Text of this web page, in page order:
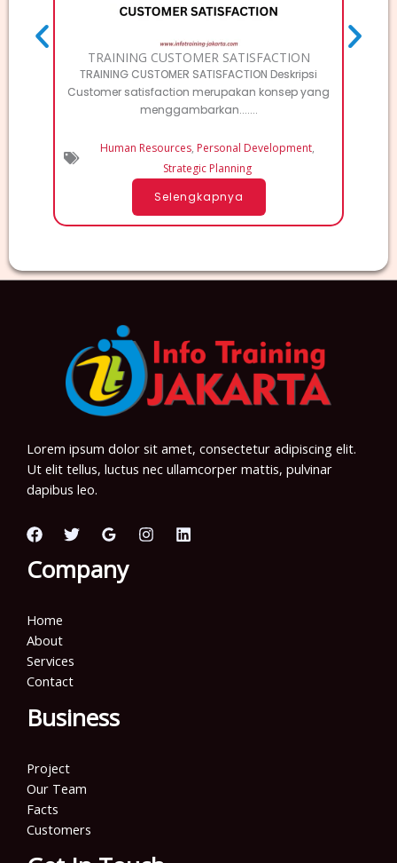
TRAINING CUSTOMER SATISFACTION
TRAINING CUSTOMER SATISFACTION Deskripsi
Customer satisfaction merupakan konsep yang
menggambarkan.......
Human Resources, Personal Development,
Strategic Planning
Selengkapnya
Lorem ipsum dolor sit amet, consectetur adipiscing elit.
Ut elit tellus, luctus nec ullamcorper mattis, pulvinar
dapibus leo.
Company
Home
About
Services
Contact
Business
Project
Our Team
Facts
Customers